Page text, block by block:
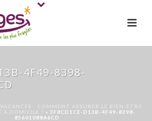
4F49-8398-
: COMMENT ASSURER LE BIEN-ÊTRE
À DOMICILE ?
» 3F8CD1CE-D13B-4F49-8398-
85601088A6CD